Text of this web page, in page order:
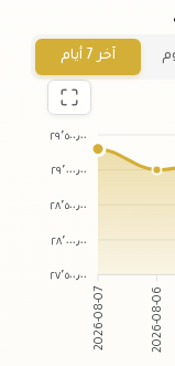
آخر 7 أيام
٢٩٬٥٠٠٫٠٠
٢٩٬٠٠٠٫٠٠
٢٨٬٥٠٠٫٠٠
٢٨٬٠٠٠٫٠٠
٢٧٬٥٠٠٫٠٠
2026-08-07 2026-08-06